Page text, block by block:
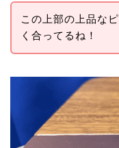
この上部の上品な
く合ってるね！